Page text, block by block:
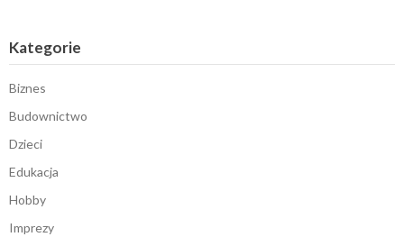
Kategorie
Biznes
Budownictwo
Dzieci
Edukacja
Hobby
Imprezy